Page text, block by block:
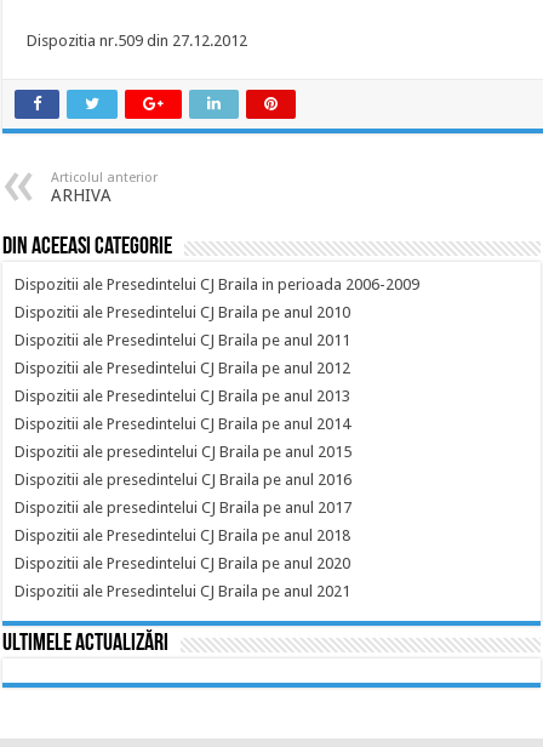
Dispozitia nr.509 din 27.12.2012
Articolul anterior
ARHIVA
Din aceeasi categorie
Dispozitii ale Presedintelui CJ Braila in perioada 2006-2009
Dispozitii ale Presedintelui CJ Braila pe anul 2010
Dispozitii ale Presedintelui CJ Braila pe anul 2011
Dispozitii ale Presedintelui CJ Braila pe anul 2012
Dispozitii ale Presedintelui CJ Braila pe anul 2013
Dispozitii ale Presedintelui CJ Braila pe anul 2014
Dispozitii ale presedintelui CJ Braila pe anul 2015
Dispozitii ale presedintelui CJ Braila pe anul 2016
Dispozitii ale presedintelui CJ Braila pe anul 2017
Dispozitii ale Presedintelui CJ Braila pe anul 2018
Dispozitii ale Presedintelui CJ Braila pe anul 2020
Dispozitii ale Presedintelui CJ Braila pe anul 2021
Ultimele actualizări